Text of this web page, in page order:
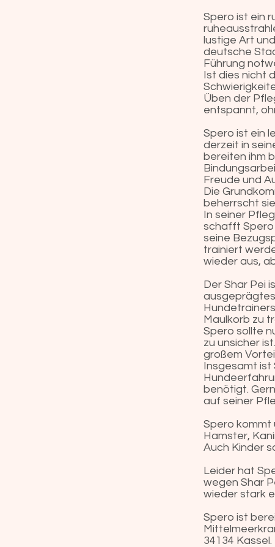
Spero ist ein
lustige Art
deutsche
Führung
Ist dies nicht
Üben der
entspannt,
Spero ist ein
derzeit in
bereiten ihm
Freude und
Die
beherrscht
In seiner
schafft Spero
seine
trainiert
wieder aus,
Der Shar Pei
Maulkorb zu
Spero sollte
zu unsicher
großem
Insgesamt ist
benötigt.
auf seiner
Spero kommt
Hamster,
Auch Kinder
Leider hat
wegen Shar
wieder stark
Spero ist
34134 Kassel.